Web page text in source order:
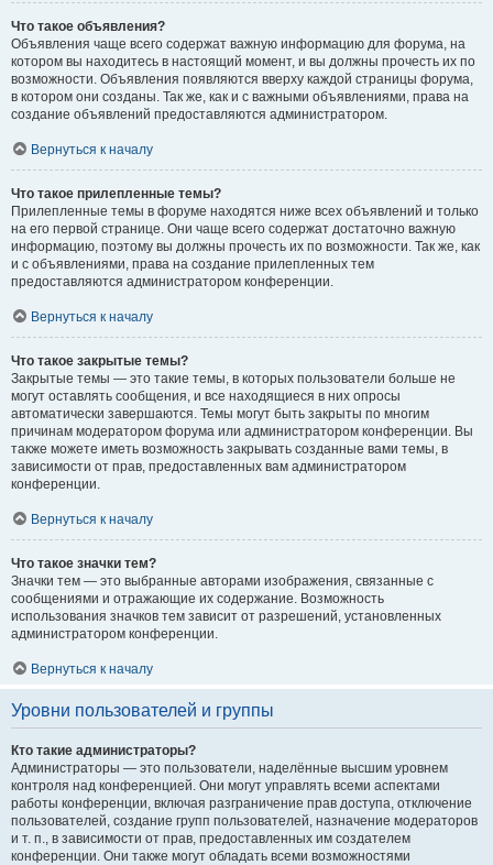
Что такое объявления?
Объявления чаще всего содержат важную информацию для форума, на
котором вы находитесь в настоящий момент, и вы должны прочесть их по
возможности. Объявления появляются вверху каждой страницы форума,
в котором они созданы. Так же, как и с важными объявлениями, права на
создание объявлений предоставляются администратором.
Вернуться к началу
Что такое прилепленные темы?
Прилепленные темы в форуме находятся ниже всех объявлений и только
на его первой странице. Они чаще всего содержат достаточно важную
информацию, поэтому вы должны прочесть их по возможности. Так же, как
и с объявлениями, права на создание прилепленных тем
предоставляются администратором конференции.
Вернуться к началу
Что такое закрытые темы?
Закрытые темы — это такие темы, в которых пользователи больше не
могут оставлять сообщения, и все находящиеся в них опросы
автоматически завершаются. Темы могут быть закрыты по многим
причинам модератором форума или администратором конференции. Вы
также можете иметь возможность закрывать созданные вами темы, в
зависимости от прав, предоставленных вам администратором
конференции.
Вернуться к началу
Что такое значки тем?
Значки тем — это выбранные авторами изображения, связанные с
сообщениями и отражающие их содержание. Возможность
использования значков тем зависит от разрешений, установленных
администратором конференции.
Вернуться к началу
Уровни пользователей и группы
Кто такие администраторы?
Администраторы — это пользователи, наделённые высшим уровнем
контроля над конференцией. Они могут управлять всеми аспектами
работы конференции, включая разграничение прав доступа, отключение
пользователей, создание групп пользователей, назначение модераторов
и т. п., в зависимости от прав, предоставленных им создателем
конференции. Они также могут обладать всеми возможностями